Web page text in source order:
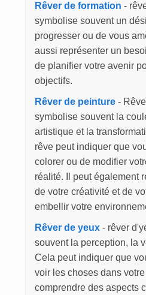
Rêver de formation -
symbolise souvent un
progresser ou de vous
aussi représenter un
de planifier votre avenir
objectifs.
Rêver de peinture-
symbolise souvent la
artistique et la
rêve peut indiquer que
colorer ou de modifier
réalité. Il peut également
de votre créativité et de
embellir votre
Rêver de yeux- rêver
souvent la perception, la
Cela peut indiquer que
voir les choses dans
comprendre des aspects